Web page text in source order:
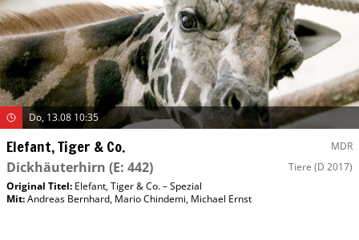
Do, 13.08 10:35
Elefant, Tiger & Co. MDR
Dickhäuterhirn (E: 442) Tiere (D 2017)
Original Titel: Elefant, Tiger & Co. – Spezial
Mit:Andreas Bernhard, Mario Chindemi, Michael Ernst